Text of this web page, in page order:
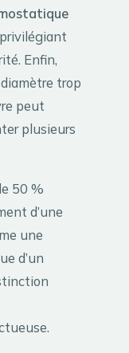
Enfin,
trop
peut
plusieurs
50 %
d’une
une
d’un